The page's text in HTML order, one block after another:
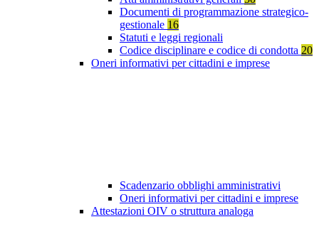
Documenti di programmazione strategico-
gestionale 16
Statuti e leggi regionali
Codice disciplinare e codice di condotta 20
Oneri informativi per cittadini e imprese
Scadenzario obblighi amministrativi
Oneri informativi per cittadini e imprese
Attestazioni OIV o struttura analoga